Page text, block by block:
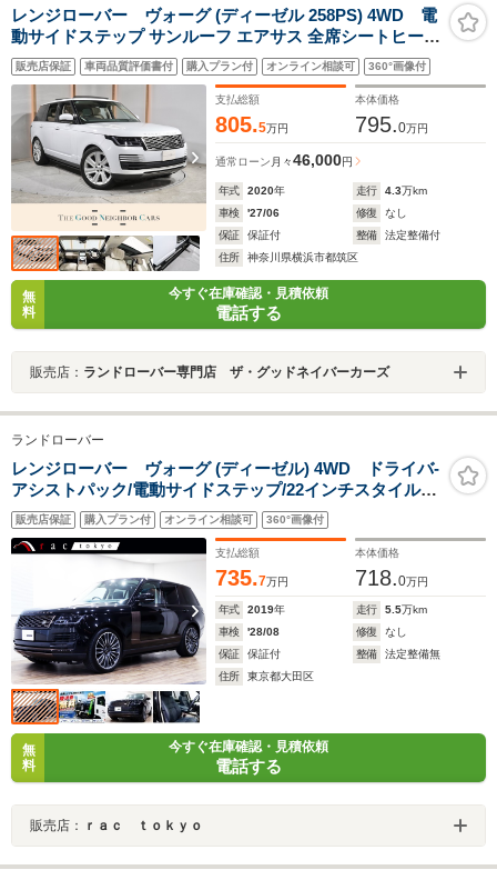
レンジローバー ヴォーグ (ディーゼル 258PS) 4WD 電
動サイドステップ サンルーフ エアサス 全席シートヒータ
ー MERIDIAN アダプティブクルーズコントロール パワー
テールゲート LEDヘッド サラウンドカメラ フルセグTV
AppleCaPlay AndroidAuto
販売店保証 車両品質評価書付 購入プラン付 オンライン相談可 360°画像付
支払総額
805.5万円
本体価格
795.0万円
通常ローン 月々46,000円
年式 2020年 走行 4.3万km
車検
'27/06 修復
なし
保証
保証付 整備
法定整備付
住所
神奈川県横浜市都筑区
無
料
今すぐ在庫確認・見積依頼
電話する
販売店： ランドローバー専門店 ザ・グッドネイバーカーズ
ランドローバー
レンジローバー ヴォーグ (ディーゼル) 4WD ドライバ-
アシストパック/電動サイドステップ/22インチスタイル
9012アルミ/カイコウラスト-ンパック/テレインレスポン
ス2/ピクセルLEDヘッドライト/パノラミックル-フ/ネイ
ビ-&アイボリ-レザ-/前後ドラレコ/
販売店保証 購入プラン付 オンライン相談可 360°画像付
支払総額
735.7万円
本体価格
718.0万円
年式 2019年 走行 5.5万km
車検
'28/08 修復
なし
保証
保証付 整備
法定整備無
住所
東京都大田区
無
料
今すぐ在庫確認・見積依頼
電話する
販売店： ｒａｃ ｔｏｋｙｏ